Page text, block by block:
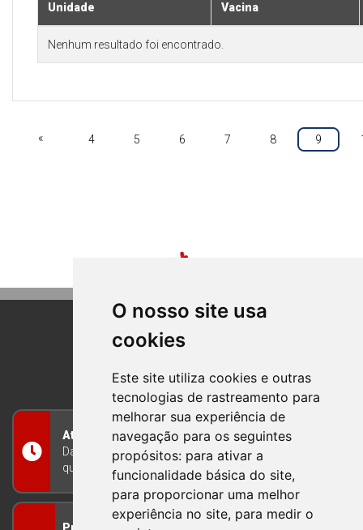
O nosso site usa
cookies
Este site utiliza cookies e outras
tecnologias de rastreamento para
melhorar sua experiência de
navegação para os seguintes
propósitos: para ativar a
funcionalidade básica do site,
para proporcionar uma melhor
experiência no site, para medir o
Unidade Vacina
Nenhum resultado foi encontrado.
« 4 5 6 7 8 9
BOM PRINCIPIO
RIO GRANDE DO SUL
Atendimento
Das 8h às 12h e das 13h às 17h30, de segunda a
quinta-feira, e nas sextas-feiras das 7h às 13h